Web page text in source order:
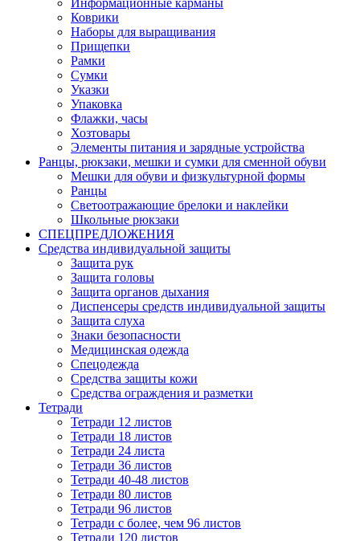
Информационные карманы
Коврики
Наборы для выращивания
Прищепки
Рамки
Сумки
Указки
Упаковка
Флажки, часы
Хозтовары
Элементы питания и зарядные устройства
Ранцы, рюкзаки, мешки и сумки для сменной обуви
Мешки для обуви и физкультурной формы
Ранцы
Светоотражающие брелоки и наклейки
Школьные рюкзаки
СПЕЦПРЕДЛОЖЕНИЯ
Средства индивидуальной защиты
Защита рук
Защита головы
Защита органов дыхания
Диспенсеры средств индивидуальной защиты
Защита слуха
Знаки безопасности
Медицинская одежда
Спецодежда
Средства защиты кожи
Средства ограждения и разметки
Тетради
Тетради 12 листов
Тетради 18 листов
Тетради 24 листа
Тетради 36 листов
Тетради 40-48 листов
Тетради 80 листов
Тетради 96 листов
Тетради с более, чем 96 листов
Тетради 120 листов